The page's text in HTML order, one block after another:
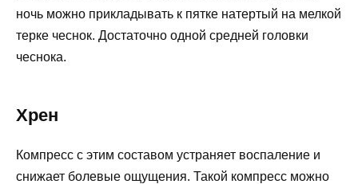
ночь можно прикладывать к пятке натертый на мелкой
терке чеснок. Достаточно одной средней головки
чеснока.
Хрен
Компресс с этим составом устраняет воспаление и
снижает болевые ощущения. Такой компресс можно